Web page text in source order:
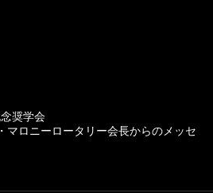
奨学会
マロニーロータリー会長からのメッセ